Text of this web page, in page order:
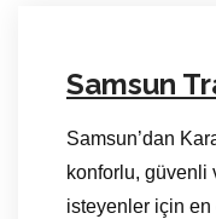
Samsun
Samsun’dan
konforlu, güvenli
isteyenler için